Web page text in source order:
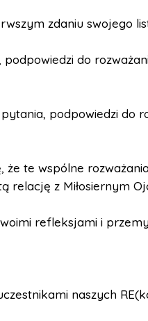
zdaniu swojego
do
podpowiedzi do
że te wspólne
relację z Miłosiernym
refleksjami i
naszych